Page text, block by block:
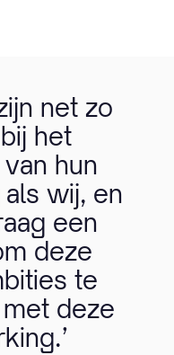
net zo
het
hun
wij, en
een
deze
te
deze